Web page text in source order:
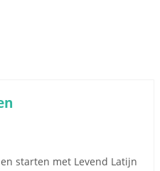
starten met Levend Latijn